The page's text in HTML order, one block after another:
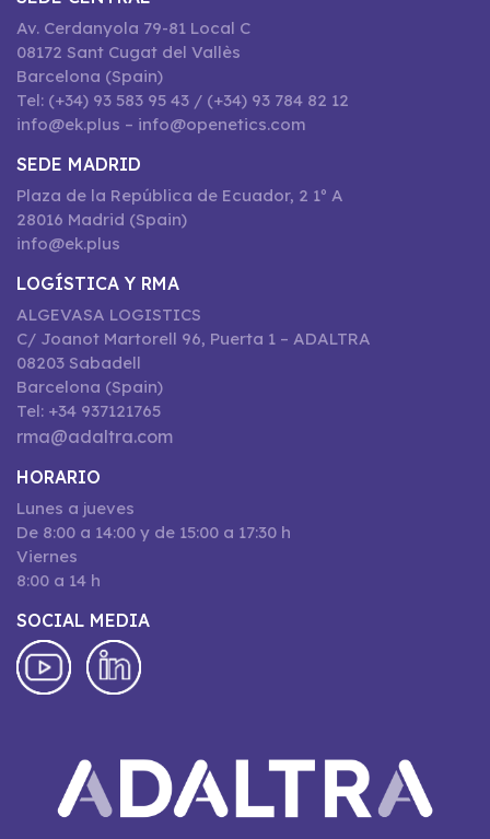
Av. Cerdanyola 79-81 Local C
08172 Sant Cugat del Vallès
Barcelona (Spain)
Tel: (+34) 93 583 95 43 / (+34) 93 784 82 12
info@ek.plus – info@openetics.com
SEDE MADRID
Plaza de la República de Ecuador, 2 1º A
28016 Madrid (Spain)
info@ek.plus
LOGÍSTICA Y RMA
ALGEVASA LOGISTICS
C/ Joanot Martorell 96, Puerta 1 – ADALTRA
08203 Sabadell
Barcelona (Spain)
Tel: +34 937121765
rma@adaltra.com
HORARIO
Lunes a jueves
De 8:00 a 14:00 y de 15:00 a 17:30 h
Viernes
8:00 a 14 h
SOCIAL MEDIA